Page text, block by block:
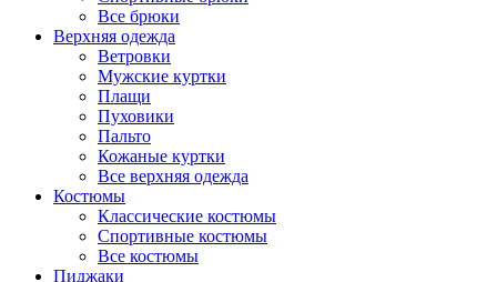
Все брюки
Верхняя одежда
Ветровки
Мужские куртки
Плащи
Пуховики
Пальто
Кожаные куртки
Все верхняя одежда
Костюмы
Классические костюмы
Спортивные костюмы
Все костюмы
Пиджаки